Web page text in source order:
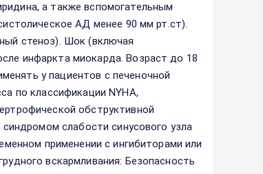
а также вспомогательным
АД менее 90 мм рт.ст).
стеноз). Шок (включая
инфаркта миокарда. Возраст до 18
у пациентов с печеночной
по классификации NYНА,
обструктивной
слабости синусового узла
применении с ингибиторами или
вскармливания: Безопасность